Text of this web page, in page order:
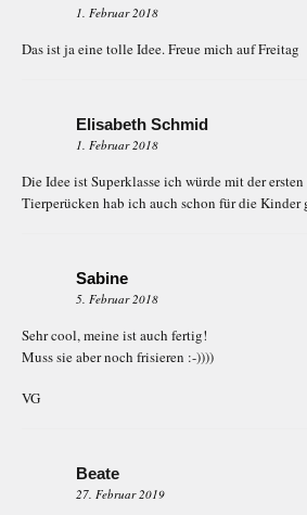
1. Februar 2018
Das ist ja eine tolle Idee. Freue mich auf Freitag
Elisabeth Schmid
1. Februar 2018
Die Idee ist Superklasse ich würde mit der
Tierperücken hab ich auch schon für die Kinder
Sabine
5. Februar 2018
Sehr cool, meine ist auch fertig!
Muss sie aber noch frisieren :-))))
VG
Beate
27. Februar 2019